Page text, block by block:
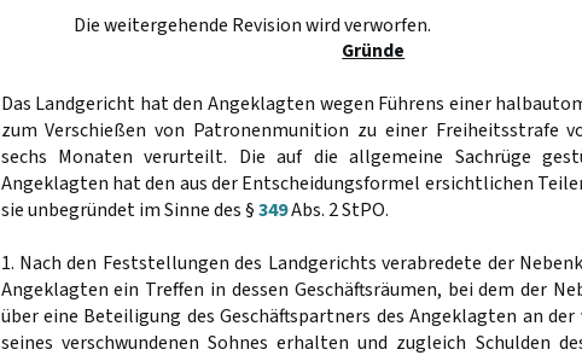
Die weitergehende Revision wird verworfen.
Gründe
Das Landgericht hat den Angeklagten wegen Führens einer
zum Verschießen von Patronenmunition zu einer Freiheitsstrafe
sechs Monaten verurteilt. Die auf die allgemeine Sachrüge
Angeklagten hat den aus der Entscheidungsformel ersichtlichen
sie unbegründet im Sinne des §349Abs. 2 StPO.
1. Nach den Feststellungen des Landgerichts verabredete der
Angeklagten ein Treffen in dessen Geschäftsräumen, bei dem der
über eine Beteiligung des Geschäftspartners des Angeklagten an
seines verschwundenen Sohnes erhalten und zugleich Schulden